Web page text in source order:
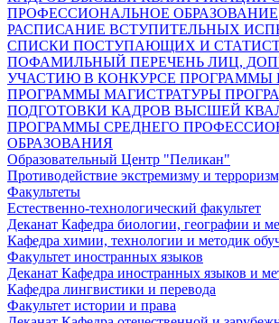
ПРОФЕССИОНАЛЬНОЕ ОБРАЗОВАНИЕ
РАСПИСАНИЕ ВСТУПИТЕЛЬНЫХ
СПИСКИ ПОСТУПАЮЩИХ И
ПОФАМИЛЬНЫЙ ПЕРЕЧЕНЬ ЛИЦ,
УЧАСТИЮ В КОНКУРСЕ ПРОГРАММЫ
ПРОГРАММЫ МАГИСТРАТУРЫ
ПОДГОТОВКИ КАДРОВ ВЫСШЕЙ
ПРОГРАММЫ СРЕДНЕГО
ОБРАЗОВАНИЯ
Образовательный Центр "Пеликан"
Противодействие экстремизму и
Факультеты
Естественно-технологический факультет
Деканат Кафедра биологии, географии и
Кафедра химии, технологии и методик
Факультет иностранных языков
Деканат Кафедра иностранных языков и
Кафедра лингвистики и перевода
Факультет истории и права